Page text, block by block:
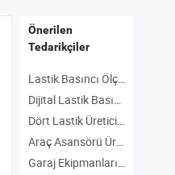
Önerilen
Tedarikçiler
Lastik Basıncı Ölçer Üreticiler
Dijital Lastik Basıncı Ölçer Üreticiler
Dört Lastik Üreticiler
Araç Asansörü Üreticiler
Garaj Ekipmanları Üreticiler